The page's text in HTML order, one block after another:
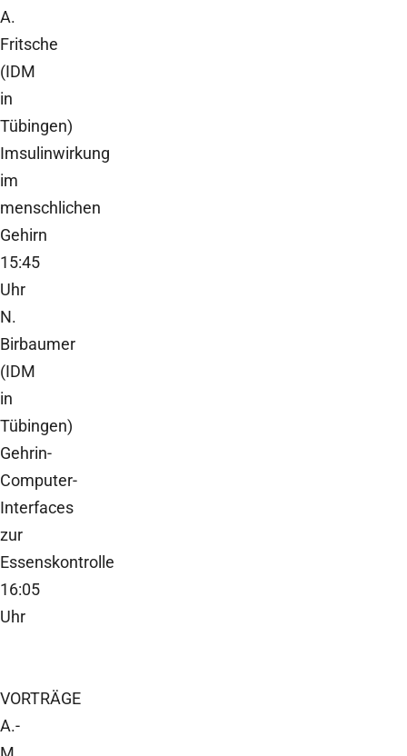
A.
Fritsche
(IDM
in
Tübingen)
Imsulinwirkung
im
menschlichen
Gehirn
15:45
Uhr
N.
Birbaumer
(IDM
in
Tübingen)
Gehrin-
Computer-
Interfaces
zur
Essenskontrolle
16:05
Uhr
VORTRÄGE
A.-